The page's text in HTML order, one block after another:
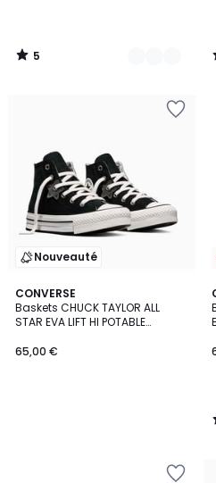
5
/
/
Nouveauté
CONVERSE
Baskets CHUCK TAYLOR ALL
STAR EVA LIFT HI POTABLE
65,00 €
/